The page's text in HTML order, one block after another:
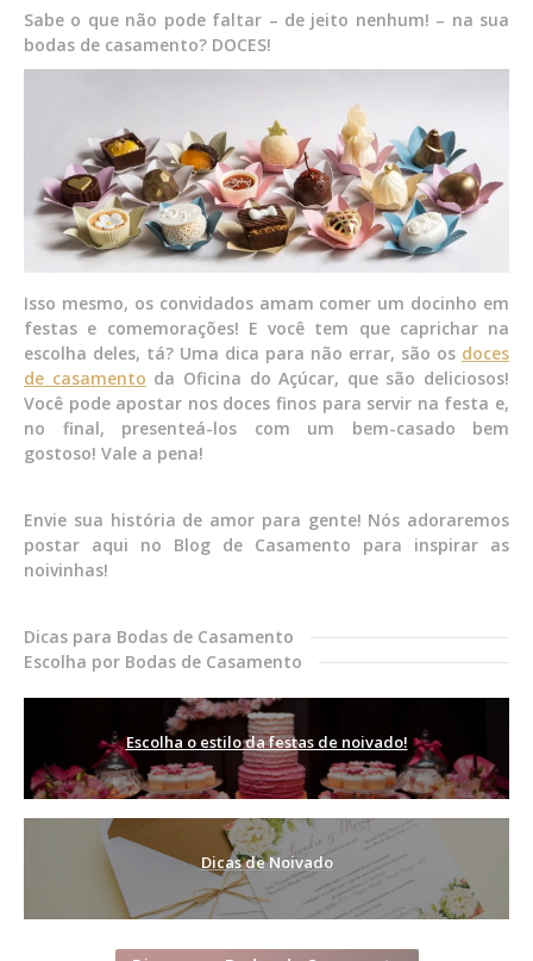
Sabe o que não pode faltar – de jeito nenhum! – na sua
bodas de casamento? DOCES!
Isso mesmo, os convidados amam comer um docinho em
festas e comemorações! E você tem que caprichar na
escolha deles, tá? Uma dica para não errar, são os doces
de casamento da Oficina do Açúcar, que são deliciosos!
Você pode apostar nos doces finos para servir na festa e,
no final, presenteá-los com um bem-casado bem
gostoso! Vale a pena!
Envie sua história de amor para gente! Nós adoraremos
postar aqui no Blog de Casamento para inspirar as
noivinhas!
Dicas para Bodas de Casamento
Escolha por Bodas de Casamento
Escolha o estilo da festas de noivado!
Dicas de Noivado